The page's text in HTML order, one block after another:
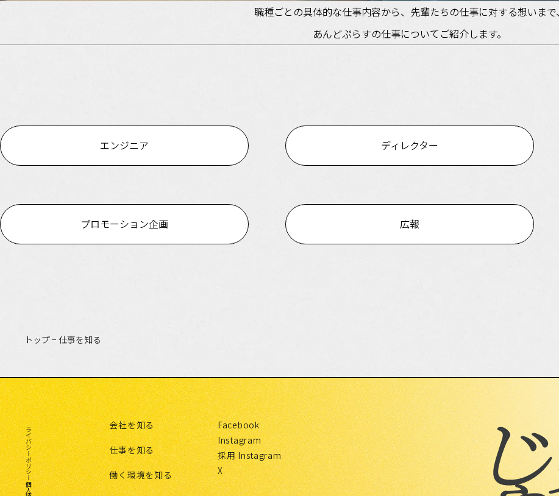
職種ごとの具体的な仕事内容から、先輩たちの仕事に対する想いまで、
あんどぷらすの仕事についてご紹介します。
エンジニア ディレクター
プロモーション企画 広報
トップ− 仕事を知る
プライバシーポリシー 会社を知る
仕事を知る
働く環境を知る
Facebook
Instagram
採用 Instagram
X